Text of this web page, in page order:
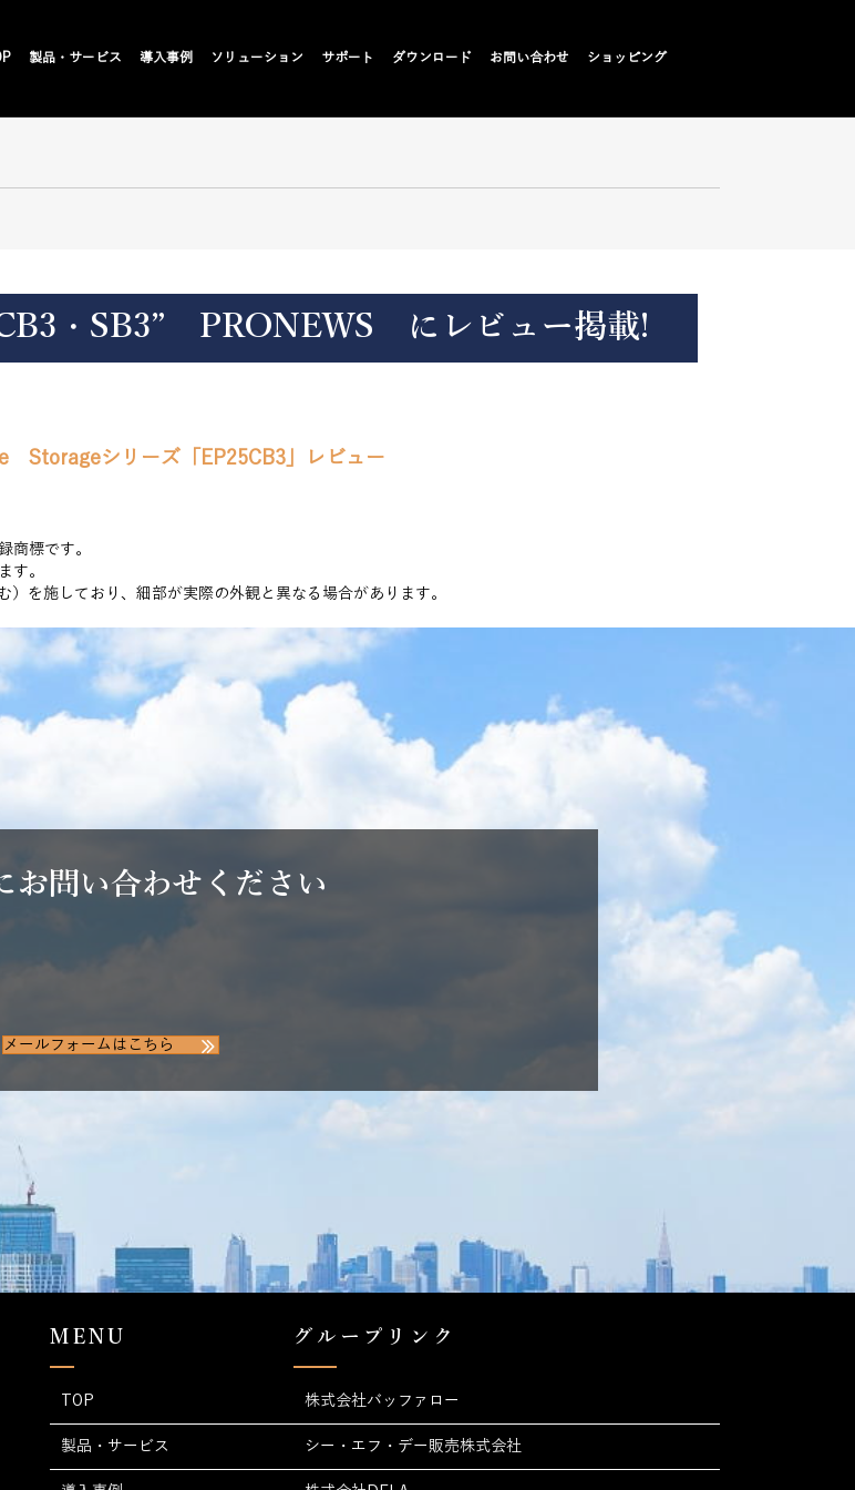
製品・サービス 導入事例 ソリューション サポート ダウンロード お問い合わせ ショッピング
・SB3” PRONEWS にレビュー掲載!
シリーズ「EP25CB3」レビュー
商標です。
す。
を施しており、細部が実際の外観と異なる場合があります。
お問い合わせください
メールフォームはこちら
MENU
TOP
製品・サービス
グループリンク
株式会社バッファロー
シー・エフ・デー販売株式会社